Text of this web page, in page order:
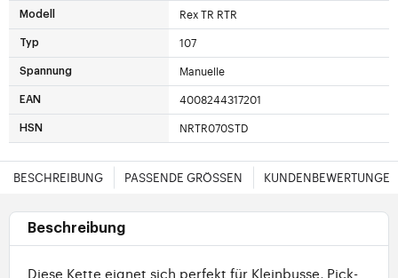
Modell Rex TR RTR
Typ 107
Spannung Manuelle
EAN 4008244317201
HSN NRTR070STD
BESCHREIBUNG PASSENDE GRÖSSEN KUNDENBEWERTUNGEN
Beschreibung
Diese Kette eignet sich perfekt für Kleinbusse, Pick-